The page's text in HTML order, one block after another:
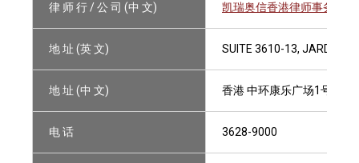
律 师 行 / 公 司 (中 文) 凯瑞奥信香港律师事务所
地 址 (英 文) SUITE 3610-13, JARDINE
地 址 (中 文) 香港 中环康乐广场1号怡
电 话 3628-9000